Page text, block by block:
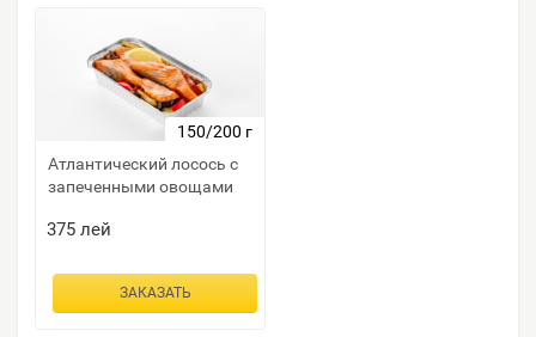
150/200 г
Атлантический лосось с
запеченными овощами
375лей
ЗАКАЗАТЬ